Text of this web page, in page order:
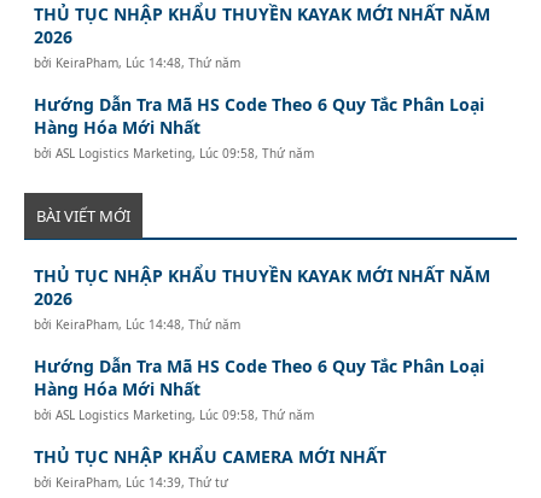
THỦ TỤC NHẬP KHẨU THUYỀN KAYAK MỚI NHẤT NĂM
2026
bởi KeiraPham, Lúc 14:48, Thứ năm
Hướng Dẫn Tra Mã HS Code Theo 6 Quy Tắc Phân Loại
Hàng Hóa Mới Nhất
bởiASL Logistics Marketing, Lúc 09:58, Thứ năm
BÀI VIẾT MỚI
THỦ TỤC NHẬP KHẨU THUYỀN KAYAK MỚI NHẤT NĂM
2026
bởi KeiraPham, Lúc 14:48, Thứ năm
Hướng Dẫn Tra Mã HS Code Theo 6 Quy Tắc Phân Loại
Hàng Hóa Mới Nhất
bởiASL Logistics Marketing, Lúc 09:58, Thứ năm
THỦ TỤC NHẬP KHẨU CAMERA MỚI NHẤT
bởi KeiraPham, Lúc 14:39, Thứ tư